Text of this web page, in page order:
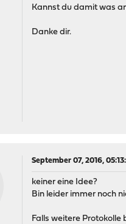
Kannst du damit was
Danke dir.
September 07, 2016,
keiner eine Idee?
Bin leider immer noch
Falls weitere